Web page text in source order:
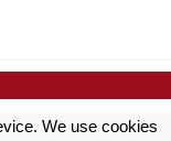
We use cookies